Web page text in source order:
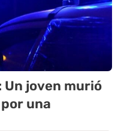
Un joven murió
una